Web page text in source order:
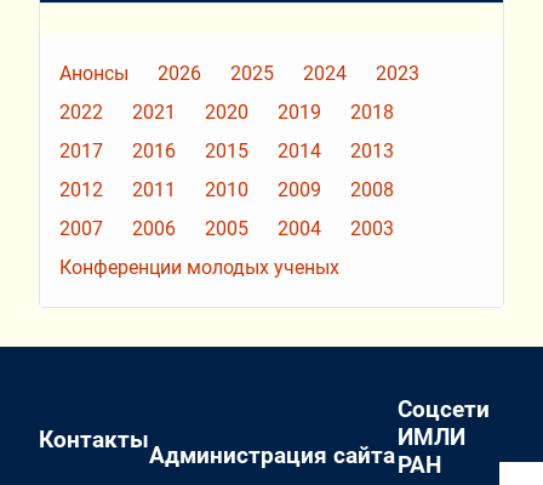
Анонсы 2026 2025 2024
2023
2022
2021 2020 2019
2018
2017
2016 2015 2014
2013
2012
2011 2010 2009
2008
2007
2006 2005 2004
2003
Конференции молодых ученых
Контакты
Администрация сайта
Соцсети
ИМЛИ
РАН